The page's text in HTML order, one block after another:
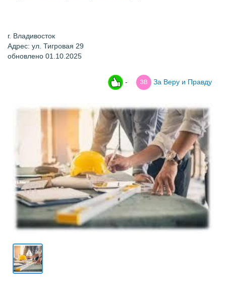
г. Владивосток
Адрес: ул. Тигровая 29
обновлено 01.10.2025
- За Веру и Правду